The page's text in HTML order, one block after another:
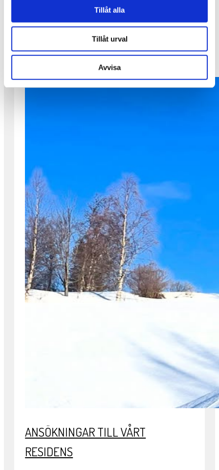
Tillåt alla
Tillåt urval
Avvisa
och jobbar med i Arvsfondsprojektet KRAM.
Boka in fredag 22 maj kl. 18.00 för då blir det
ANSÖKNINGAR TILL VÅRT
RESIDENS